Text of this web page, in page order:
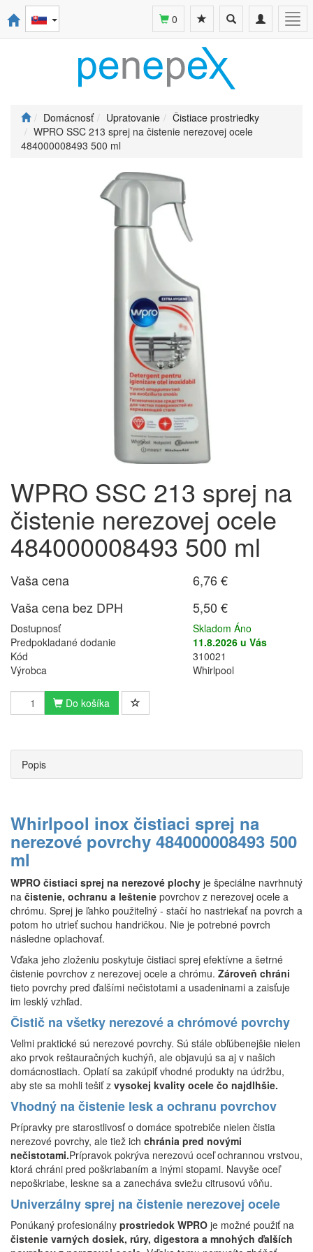
Toggle
navigation
Toggle
search
0
Domácnosť Upratovanie
Čistiace prostriedky
WPRO SSC 213 sprej na čistenie nerezovej ocele
484000008493 500 ml
WPRO SSC 213 sprej na
čistenie nerezovej ocele
484000008493 500 ml
Vaša cena
6,76 €
Vaša cena bez DPH
5,50 €
Dostupnosť
Skladom Áno
Predpokladané dodanie
11.8.2026 u Vás
Kód
310021
Výrobca
Whirlpool
Do košíka
Popis
Whirlpool inox čistiaci sprej na
nerezové povrchy 484000008493 500
ml
WPRO čistiaci sprej na nerezové plochy je špeciálne navrhnutý
na čistenie, ochranu a leštenie povrchov z nerezovej ocele a
chrómu. Sprej je ľahko použiteľný - stačí ho nastriekať na povrch a
potom ho utrieť suchou handričkou. Nie je potrebné povrch
následne oplachovať.
Vďaka jeho zloženiu poskytuje čistiaci sprej efektívne a šetrné
čistenie povrchov z nerezovej ocele a chrómu. Zároveň chráni
tieto povrchy pred ďalšími nečistotami a usadeninami a zaisťuje
im lesklý vzhľad.
Čistič na všetky nerezové a chrómové povrchy
Veľmi praktické sú nerezové povrchy. Sú stále obľúbenejšie nielen
ako prvok reštauračných kuchýň, ale objavujú sa aj v našich
domácnostiach. Oplatí sa zakúpiť vhodné produkty na údržbu,
aby ste sa mohli tešiť z vysokej kvality ocele čo najdlhšie.
Vhodný na čistenie lesk a ochranu povrchov
Prípravky pre starostlivosť o domáce spotrebiče nielen čistia
nerezové povrchy, ale tiež ich chránia pred novými
nečistotami.Prípravok pokrýva nerezovú oceľ ochrannou vrstvou,
ktorá chráni pred poškriabaním a inými stopami. Navyše oceľ
nepoškriabe, leskne sa a zanecháva sviežu citrusovú vôňu.
Univerzálny sprej na čistenie nerezovej ocele
Ponúkaný profesionálny prostriedok WPRO je možné použiť na
čistenie varných dosiek, rúry, digestora a mnohých ďalších